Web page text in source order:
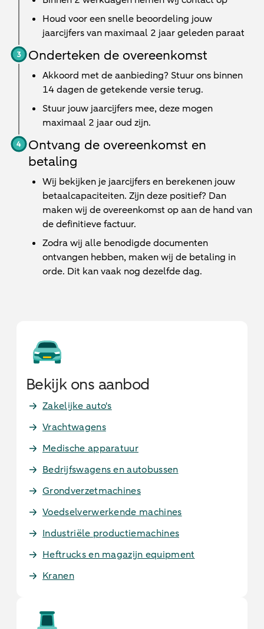
Houd voor een snelle beoordeling jouw
jaarcijfers van maximaal 2 jaar geleden paraat
Onderteken de overeenkomst
Akkoord met de aanbieding? Stuur ons binnen
14 dagen de getekende versie terug.
Stuur jouw jaarcijfers mee, deze mogen
maximaal 2 jaar oud zijn.
Ontvang de overeenkomst en
betaling
Wij bekijken je jaarcijfers en berekenen jouw
betaalcapaciteiten. Zijn deze positief? Dan
maken wij de overeenkomst op aan de hand van
de definitieve factuur.
Zodra wij alle benodigde documenten
ontvangen hebben, maken wij de betaling in
orde. Dit kan vaak nog dezelfde dag.
Bekijk ons aanbod
Zakelijke auto's
Vrachtwagens
Medische apparatuur
Bedrijfswagens en autobussen
Grondverzetmachines
Voedselverwerkende machines
Industriële productiemachines
Heftrucks en magazijn equipment
Kranen